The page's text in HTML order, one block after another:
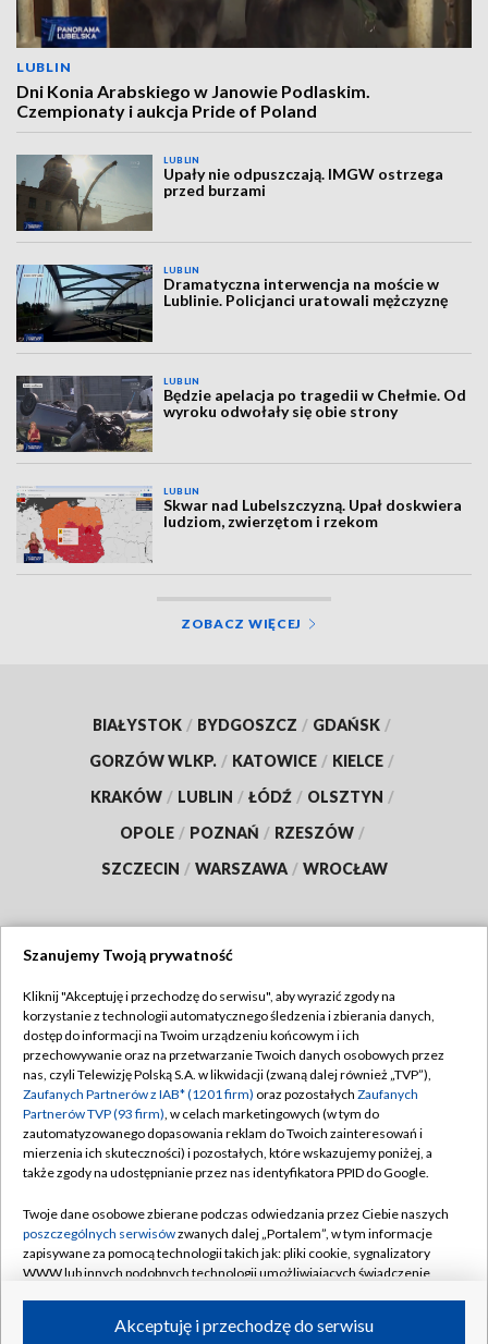
LUBLIN
Dni Konia Arabskiego w Janowie Podlaskim.
Czempionaty i aukcja Pride of Poland
LUBLIN
Upały nie odpuszczają. IMGW ostrzega
przed burzami
LUBLIN
Dramatyczna interwencja na moście w
Lublinie. Policjanci uratowali mężczyznę
LUBLIN
Będzie apelacja po tragedii w Chełmie. Od
wyroku odwołały się obie strony
LUBLIN
Skwar nad Lubelszczyzną. Upał doskwiera
ludziom, zwierzętom i rzekom
ZOBACZ WIĘCEJ
BIAŁYSTOK / BYDGOSZCZ / GDAŃSK /
GORZÓW WLKP. / KATOWICE / KIELCE /
KRAKÓW / LUBLIN / ŁÓDŹ / OLSZTYN /
OPOLE / POZNAŃ / RZESZÓW /
SZCZECIN / WARSZAWA / WROCŁAW
TVP
Abonament TVP
Emisja w TVP
Centrum informacji TVP
Naziemna Telewizja Cyfrowa
Rada Programowa
System NOS
Informacje o nadawcy
Program dla prasy
Regulamin TVP
Polityka prywatności
Moje zgody
Pomoc
Kontakt
Kanały
Szanujemy Twoją prywatność
Kliknij "Akceptuję i przechodzę do serwisu", aby wyrazić zgody na
korzystanie z technologii automatycznego śledzenia i zbierania danych,
dostęp do informacji na Twoim urządzeniu końcowym i ich
przechowywanie oraz na przetwarzanie Twoich danych osobowych przez
nas, czyli Telewizję Polską S.A. w likwidacji (zwaną dalej również „TVP”),
Zaufanych Partnerów z IAB* (1201 firm) oraz pozostałych Zaufanych
Partnerów TVP (93 firm), w celach marketingowych (w tym do
zautomatyzowanego dopasowania reklam do Twoich zainteresowań i
mierzenia ich skuteczności) i pozostałych, które wskazujemy poniżej, a
także zgody na udostępnianie przez nas identyfikatora PPID do Google.
Twoje dane osobowe zbierane podczas odwiedzania przez Ciebie naszych
poszczególnych serwisówzwanych dalej „Portalem”, w tym informacje
zapisywane za pomocą technologii takich jak: pliki cookie, sygnalizatory
WWW lub innych podobnych technologii umożliwiających świadczenie
ruchu w Internecie.Akceptuję i przechodzę do serwisu